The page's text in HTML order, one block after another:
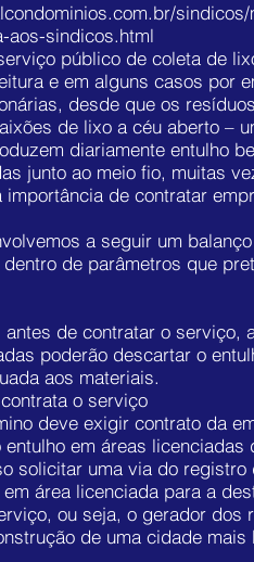
Santa Cecília SP
Cecília SP, conta com
Caçambas SP.
de 12 anos de serviço
uma obra, reforma ou
civil ou de reformas,
Aluguel de Caçambas SP),
em vias e
ser recolhido pela
o volume de entulho
contratando aArcanjo
aos-sindicos.html
público de coleta de
e em alguns casos por
desde que os
de lixo a céu aberto –
diariamente entulho
junto ao meio fio, muitas
de contratar
a seguir um
de parâmetros que
antes de contratar o
poderão descartar o
aos materiais.
o serviço
deve exigir contrato da
em áreas
solicitar uma via do registro
área licenciada para a
ou seja, o gerador
de uma cidade